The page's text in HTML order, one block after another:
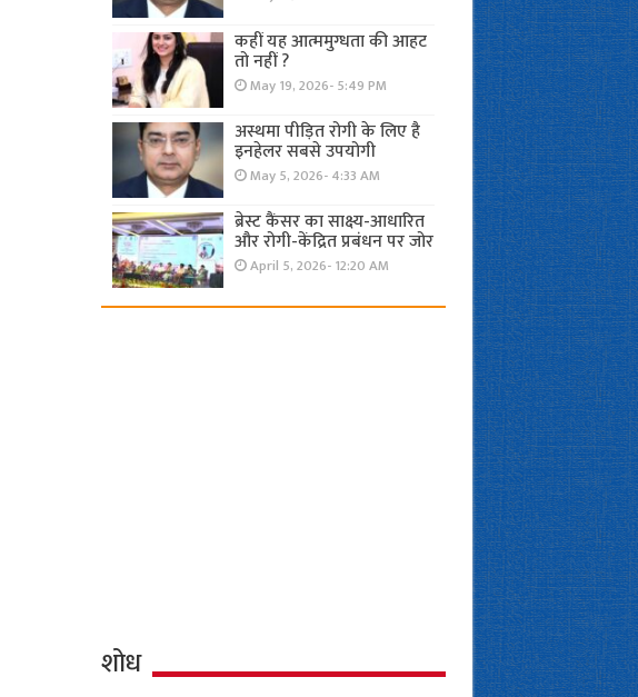
कहीं यह आत्ममुग्धता की आहट
तो नहीं ?
May 19, 2026- 5:49 PM
अस्थमा पीड़ित रोगी के लिए है
इनहेलर सबसे उपयोगी
May 5, 2026- 4:33 AM
ब्रेस्ट कैंसर का साक्ष्य-आधारित
और रोगी-केंद्रित प्रबंधन पर जोर
April 5, 2026- 12:20 AM
शोध